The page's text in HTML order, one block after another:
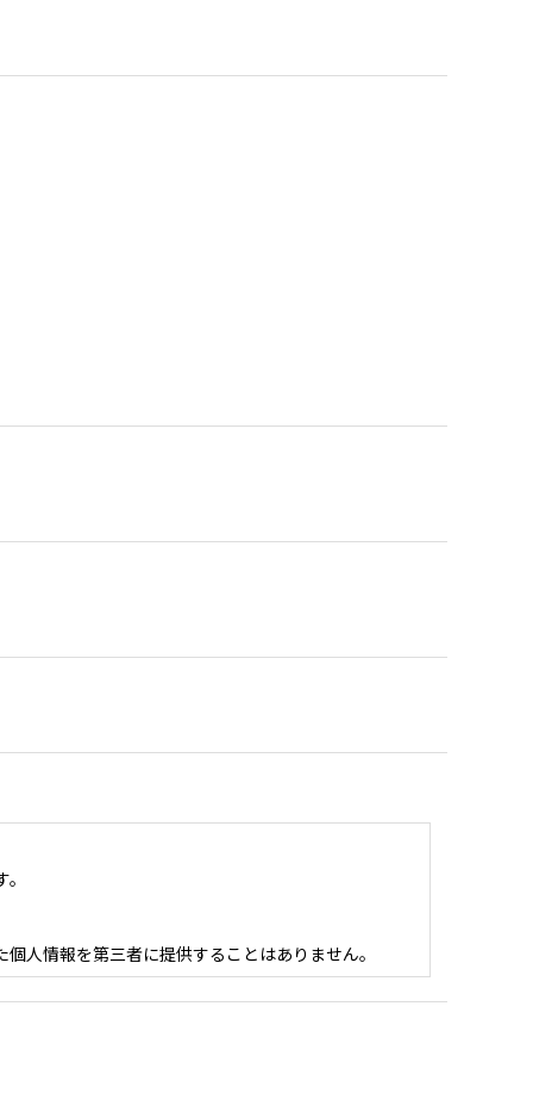
人情報を第三者に提供することはありません。